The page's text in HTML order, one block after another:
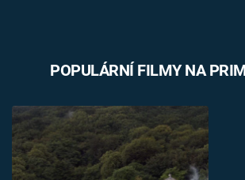
POPULÁRNÍ FILMY NA